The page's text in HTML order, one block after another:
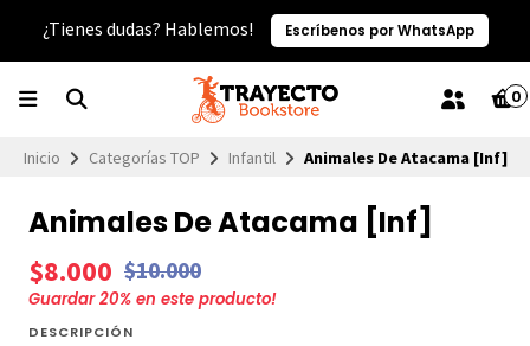
¿Tienes dudas? Hablemos! Escríbenos por WhatsApp
0
Inicio Categorías TOP Infantil Animales De Atacama [Inf]
Animales De Atacama [Inf]
$8.000 $10.000
Guardar20% en este producto!
DESCRIPCIÓN